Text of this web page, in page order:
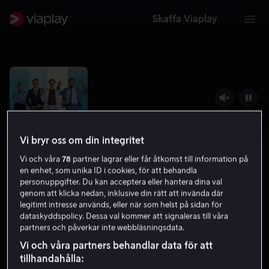
Skaffa Viaplay
Scammers
Komedi 1 h 28 min
HD
Vi bryr oss om din integritet
Vi och våra78 partner lagrar eller får åtkomst till information på
en enhet, som unika ID i cookies, för att behandla
personuppgifter. Du kan acceptera eller hantera dina val
genom att klicka nedan, inklusive din rätt att invända där
legitimt intresse används, eller när som helst på sidan för
dataskyddspolicy. Dessa val kommer att signaleras till våra
partners och påverkar inte webbläsningsdata.
Vi och våra partners behandlar data för att
tillhandahålla: